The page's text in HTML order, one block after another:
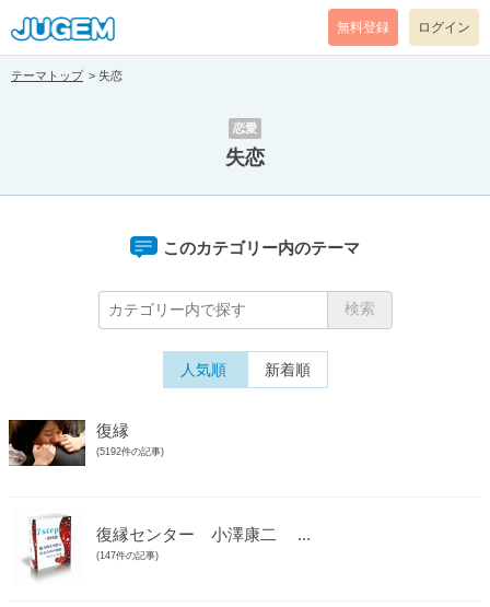
無料登録 ログイン
テーマトップ 失恋
恋愛
失恋
このカテゴリー内のテーマ
人気順 新着順
復縁
(5192件の記事)
復縁センター 小澤康二 ...
(147件の記事)